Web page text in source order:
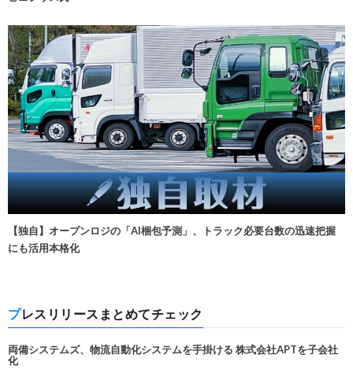
【独自】オープンロジの「AI梱包予測」、トラック必要台数の迅速把握
にも活用本格化
プレスリリースまとめてチェック
両備システムズ、物流自動化システムを手掛ける 株式会社APTを子会社
化